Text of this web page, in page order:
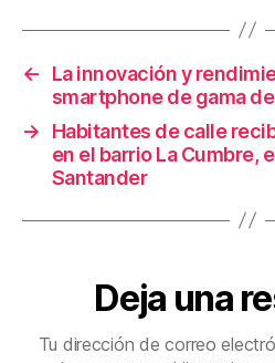
o
o
k
tir
←
La innovación y
smartphone de gama
→
Habitantes de calle
en el barrio La Cumbre,
Santander
Deja una
Tu dirección de correo